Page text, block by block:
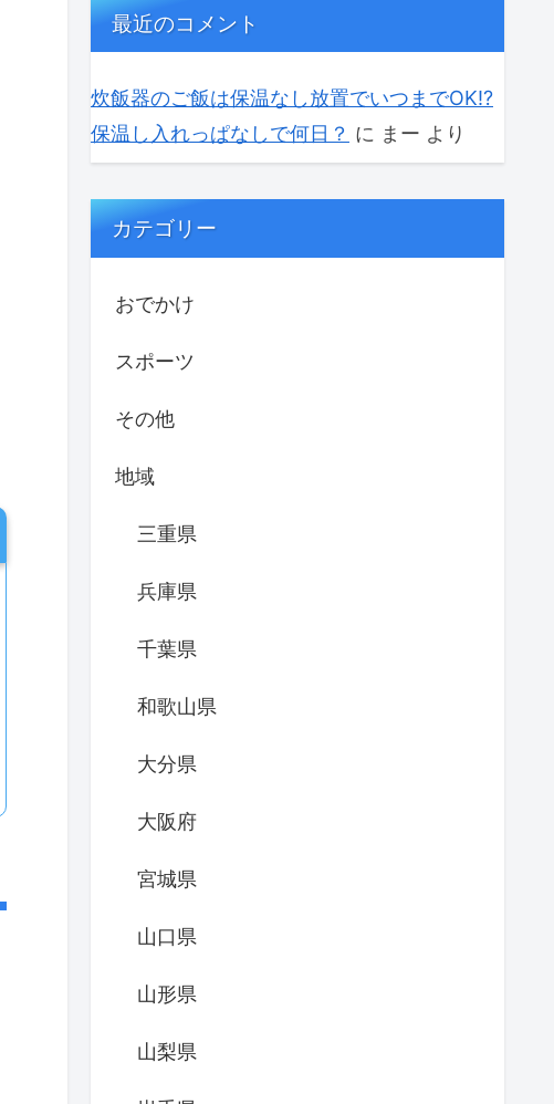
最近のコメント
炊飯器のご飯は保温なし放置でいつまでOK⁉
保温し入れっぱなしで何日？ に まー より
カテゴリー
おでかけ
スポーツ
その他
地域
三重県
兵庫県
千葉県
和歌山県
大分県
大阪府
宮城県
山口県
山形県
山梨県